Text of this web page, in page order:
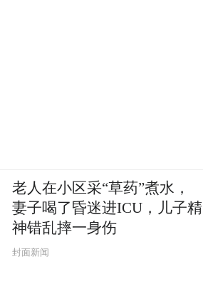
老人在小区采“草药”煮水，
妻子喝了昏迷进ICU，儿子精
神错乱摔一身伤
封面新闻